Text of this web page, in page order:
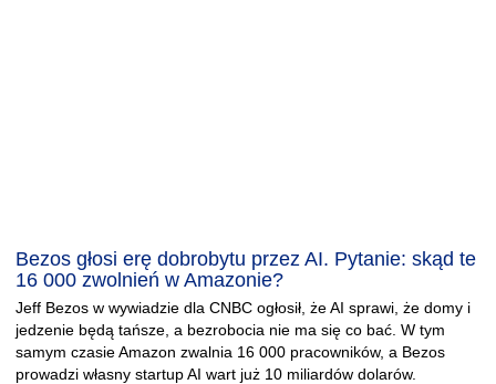
Bezos głosi erę dobrobytu przez AI. Pytanie: skąd te
16 000 zwolnień w Amazonie?
Jeff Bezos w wywiadzie dla CNBC ogłosił, że AI sprawi, że domy i
jedzenie będą tańsze, a bezrobocia nie ma się co bać. W tym
samym czasie Amazon zwalnia 16 000 pracowników, a Bezos
prowadzi własny startup AI wart już 10 miliardów dolarów.